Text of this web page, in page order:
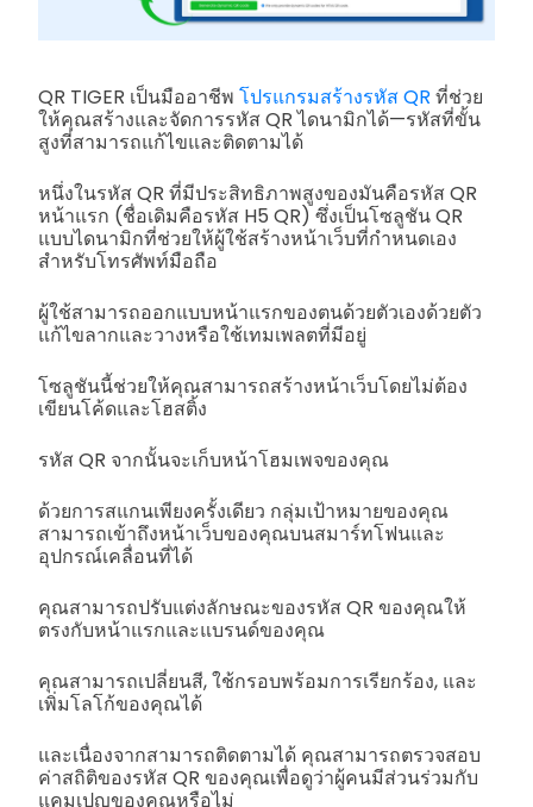
QR TIGER เป็นมืออาชีพ โปรแกรมสร้างรหัส QR ที่ช่วย
ให้คุณสร้างและจัดการรหัส QR ไดนามิกได้—รหัสที่ขั้น
สูงที่สามารถแก้ไขและติดตามได้
หนึ่งในรหัส QR ที่มีประสิทธิภาพสูงของมันคือรหัส QR
หน้าแรก (ชื่อเดิมคือรหัส H5 QR) ซึ่งเป็นโซลูชัน QR
แบบไดนามิกที่ช่วยให้ผู้ใช้สร้างหน้าเว็บที่กำหนดเอง
สำหรับโทรศัพท์มือถือ
ผู้ใช้สามารถออกแบบหน้าแรกของตนด้วยตัวเองด้วยตัว
แก้ไขลากและวางหรือใช้เทมเพลตที่มีอยู่
โซลูชันนี้ช่วยให้คุณสามารถสร้างหน้าเว็บโดยไม่ต้อง
เขียนโค้ดและโฮสติ้ง
รหัส QR จากนั้นจะเก็บหน้าโฮมเพจของคุณ
ด้วยการสแกนเพียงครั้งเดียว กลุ่มเป้าหมายของคุณ
สามารถเข้าถึงหน้าเว็บของคุณบนสมาร์ทโฟนและ
อุปกรณ์เคลื่อนที่ได้
คุณสามารถปรับแต่งลักษณะของรหัส QR ของคุณให้
ตรงกับหน้าแรกและแบรนด์ของคุณ
คุณสามารถเปลี่ยนสี, ใช้กรอบพร้อมการเรียกร้อง, และ
เพิ่มโลโก้ของคุณได้
และเนื่องจากสามารถติดตามได้ คุณสามารถตรวจสอบ
ค่าสถิติของรหัส QR ของคุณเพื่อดูว่าผู้คนมีส่วนร่วมกับ
แคมเปญของคุณหรือไม่